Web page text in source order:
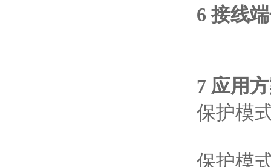
6 接线
7 应用
保护模
保护模